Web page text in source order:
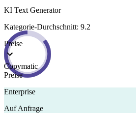
KI Text Generator
Kategorie-Durchschnitt: 9.2
Preise
Copymatic
Preise
Enterprise
Auf Anfrage